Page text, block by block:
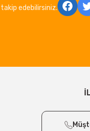
edebilirsiniz.